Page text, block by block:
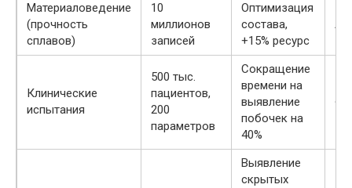
Материаловедение
(прочность
сплавов)
10
миллионов
записей
Оптимизация
состава,
+15% ресурс
Клинические
испытания
500 тыс.
пациентов,
200
параметров
Сокращение
времени на
выявление
побочек на
40%
Выявление
скрытых